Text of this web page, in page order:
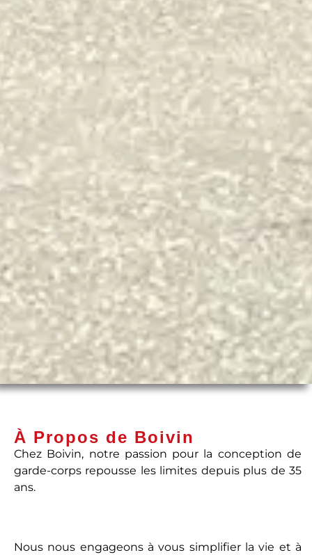
À Propos de Boivin
Chez Boivin, notre passion pour la conception de
garde-corps repousse les limites depuis plus de 35
ans.
Nous nous engageons à vous simplifier la vie et à